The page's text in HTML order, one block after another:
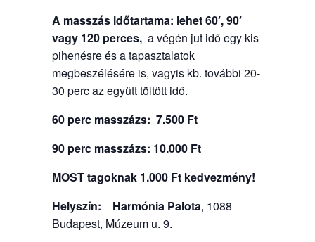
A masszás időtartama: lehet 60′, 90′
vagy 120 perces,a végén jut idő egy kis
pihenésre és a tapasztalatok
megbeszélésére is, vagyis kb. további 20-
30 perc az együtt töltött idő.
60 perc masszázs: 7.500 Ft
90 perc masszázs: 10.000 Ft
MOST tagoknak 1.000 Ft kedvezmény!
Helyszín:
Harmónia Palota, 1088
Budapest, Múzeum u. 9.